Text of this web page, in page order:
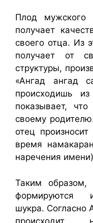
Плод
получает
своего отца. Из
получает от
структуры,
«Ангад ангад
происходишь
показывает,
своему
отец
время
наречения
Таким образом,
шукра. Согласно